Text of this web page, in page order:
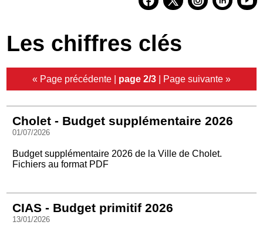
Economie
Services
Les chiffres clés
« Page précédente | page 2/3 | Page suivante »
Cholet - Budget supplémentaire 2026
01/07/2026
Budget supplémentaire 2026 de la Ville de Cholet.
Fichiers au format PDF
CIAS - Budget primitif 2026
13/01/2026